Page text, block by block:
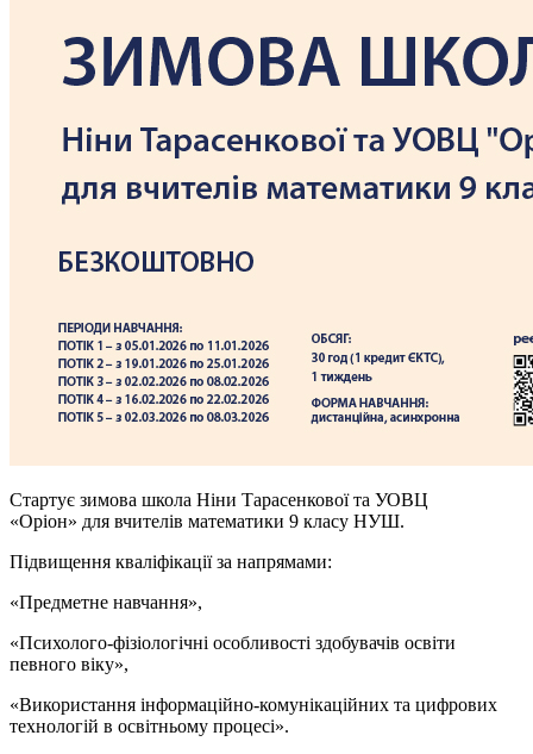
Стартує зимова школа Ніни Тарасенкової та УОВЦ
«Оріон» для вчителів математики 9 класу НУШ.
Підвищення кваліфікації за напрямами:
«Предметне навчання»,
«Психолого-фізіологічні особливості здобувачів освіти
певного віку»,
«Використання інформаційно-комунікаційних та цифрових
технологій в освітньому процесі».